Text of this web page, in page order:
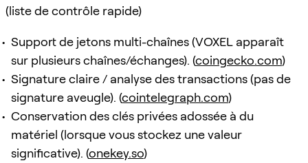
(liste de contrôle rapide)
Support de jetons multi-chaînes (VOXEL apparaît
sur plusieurs chaînes/échanges). (coingecko.com)
Signature claire / analyse des transactions (pas de
signature aveugle). (cointelegraph.com)
Conservation des clés privées adossée à du
matériel (lorsque vous stockez une valeur
significative). (onekey.so)